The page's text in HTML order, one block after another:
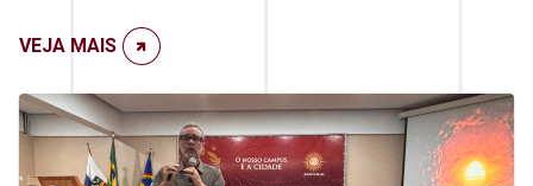
VEJA MAIS